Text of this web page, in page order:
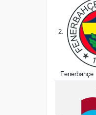
2.
Fenerbahçe